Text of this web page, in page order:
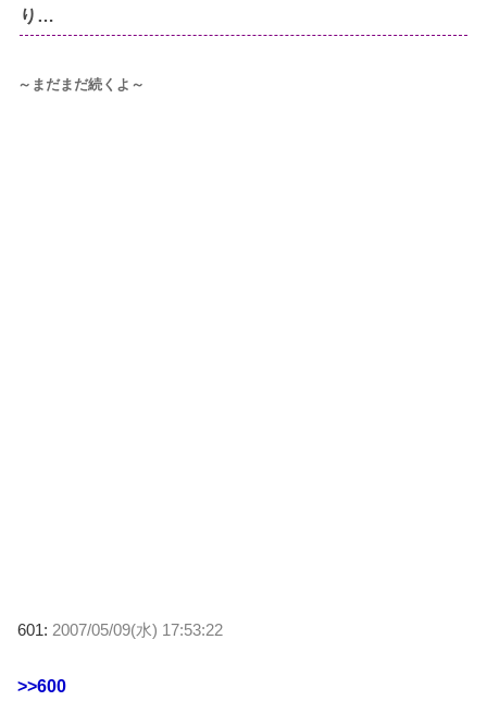
り…
～まだまだ続くよ～
601: 2007/05/09(水) 17:53:22
>>600